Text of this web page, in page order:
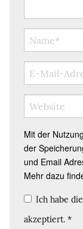
Mit der
der
und Email
Mehr dazu
Ich habe die
akzeptiert. *